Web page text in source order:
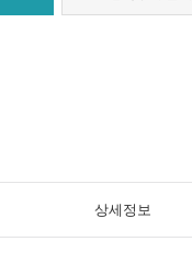
상세정보